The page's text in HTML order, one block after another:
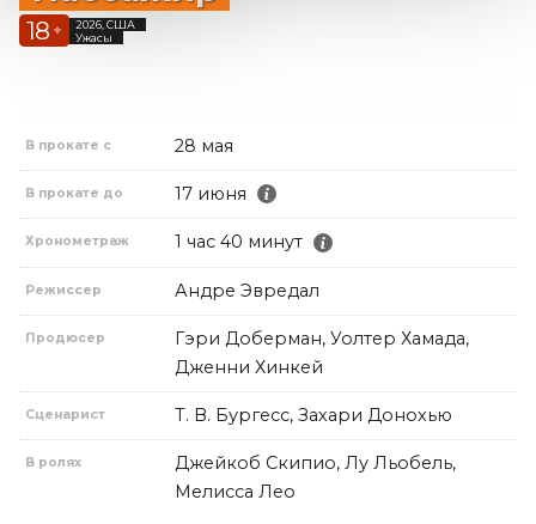
18 +
2026, США
Ужасы
В прокате с 28 мая
В прокате до 17 июня
Хронометраж 1 час 40 минут
Режиссер Андре Эвредал
Продюсер
Гэри Доберман, Уолтер Хамада,
Дженни Хинкей
Сценарист Т. В. Бургесс, Захари Донохью
В ролях
Джейкоб Скипио, Лу Льобель,
Мелисса Лео